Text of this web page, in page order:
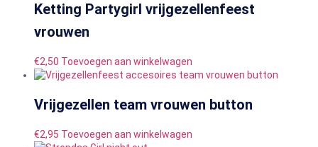
Ketting Partygirl vrijgezellenfeest
vrouwen
€2,50 Toevoegen aan winkelwagen
Vrijgezellen team vrouwen button
€2,95 Toevoegen aan winkelwagen